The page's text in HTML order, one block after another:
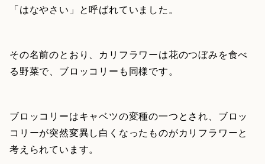
「はなやさい」と呼ばれていました。
その名前のとおり、カリフラワーは花のつぼみを食べ
る野菜で、ブロッコリーも同様です。
ブロッコリーはキャベツの変種の一つとされ、ブロッ
コリーが突然変異し白くなったものがカリフラワーと
考えられています。